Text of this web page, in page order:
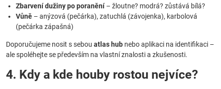
Zbarvení dužiny po poranění– žloutne? modrá? zůstává bílá?
Vůně – anýzová (pečárka), zatuchlá (závojenka), karbolová
(pečárka zápašná)
Doporučujeme nosit s sebou atlas hub nebo aplikaci na identifikaci –
ale spoléhejte se především na vlastní znalosti a zkušenosti.
4. Kdy a kde houby rostou nejvíce?